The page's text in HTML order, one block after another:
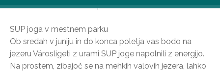
boste zamudili aktivne sprostitve ali ohladitve valov.
SUP joga v mestnem parku
Ob sredah v juniju in do konca poletja vas bodo na
jezeru Városligeti z urami SUP joge napolnili z energijo.
Na prostem, zibajoč se na mehkih valovih jezera, lahko